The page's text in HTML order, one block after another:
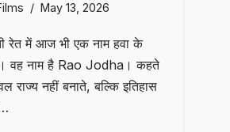
May 13, 2026
रेत में आज भी एक नाम हवा के
वह नाम है Rao Jodha। कहते
राज्य नहीं बनाते, बल्कि इतिहास